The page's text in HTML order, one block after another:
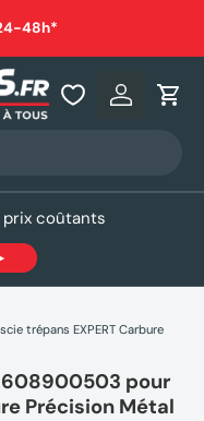
Se
coûtants
trépans EXPERT Carbure
pour
Précision Métal